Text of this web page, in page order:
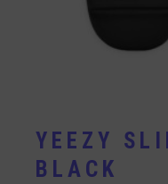
YEEZY
BLACK